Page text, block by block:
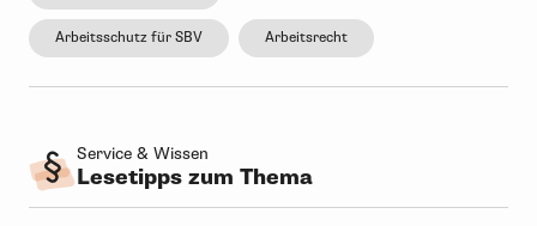
Arbeitsschutz für SBV Arbeitsrecht
Service & Wissen
Lesetipps zum Thema